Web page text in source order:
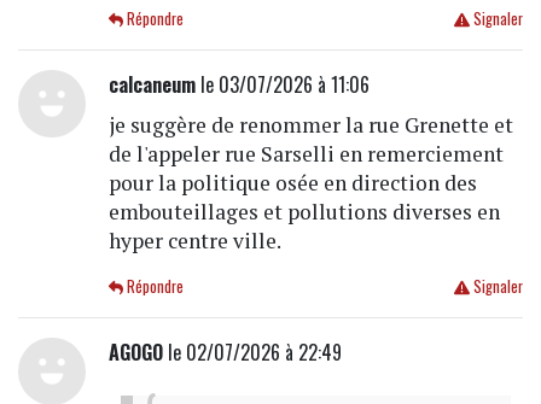
Signaler
Répondre
calcaneumle 03/07/2026 à 11:06
je suggère de renommer la rue Grenette et
de l'appeler rue Sarselli en remerciement
pour la politique osée en direction des
embouteillages et pollutions diverses en
hyper centre ville.
Signaler
Répondre
AGOGOle 02/07/2026 à 22:49